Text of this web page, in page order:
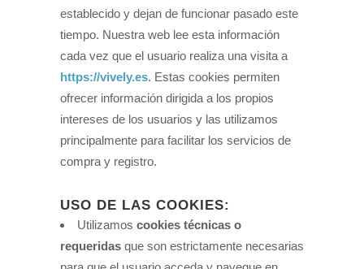
establecido y dejan de funcionar pasado este
tiempo. Nuestra web lee esta información
cada vez que el usuario realiza una visita a
https://vively.es. Estas cookies permiten
ofrecer información dirigida a los propios
intereses de los usuarios y las utilizamos
principalmente para facilitar los servicios de
compra y registro.
USO DE LAS COOKIES:
Utilizamos cookies técnicas o
requeridas que son estrictamente necesarias